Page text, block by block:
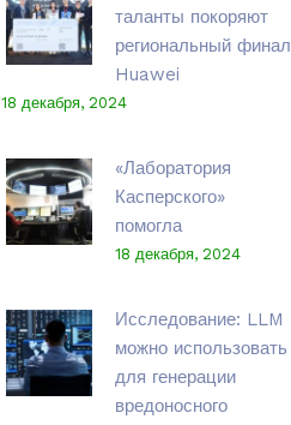
таланты покоряют
региональный финал
Huawei
18 декабря, 2024
«Лаборатория
Касперского»
помогла
18 декабря, 2024
Исследование: LLM
можно использовать
для генерации
вредоносного